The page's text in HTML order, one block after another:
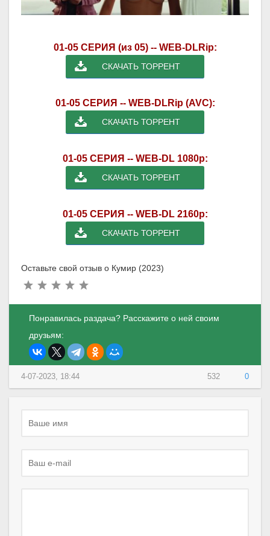
01-05 СЕРИЯ (из 05) -- WEB-DLRip:
СКАЧАТЬ ТОРРЕНТ
01-05 СЕРИЯ -- WEB-DLRip (AVC):
СКАЧАТЬ ТОРРЕНТ
01-05 СЕРИЯ -- WEB-DL 1080p:
СКАЧАТЬ ТОРРЕНТ
01-05 СЕРИЯ -- WEB-DL 2160p:
СКАЧАТЬ ТОРРЕНТ
Оставьте свой отзыв о Кумир (2023)
Понравилась раздача? Расскажите о ней своим
друзьям:
532 0
4-07-2023, 18:44